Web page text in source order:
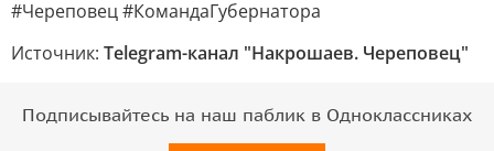
#Череповец #КомандаГубернатора
Источник: Telegram-канал "Накрошаев. Череповец"
Подписывайтесь на наш паблик в Одноклассниках